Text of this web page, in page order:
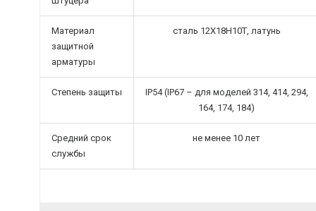
Материал
защитной
арматуры
сталь 12Х18Н10Т, латунь
Степень защиты
IP54 (IP67 – для моделей 314, 414, 294,
164, 174, 184)
Средний срок
службы
не менее 10 лет